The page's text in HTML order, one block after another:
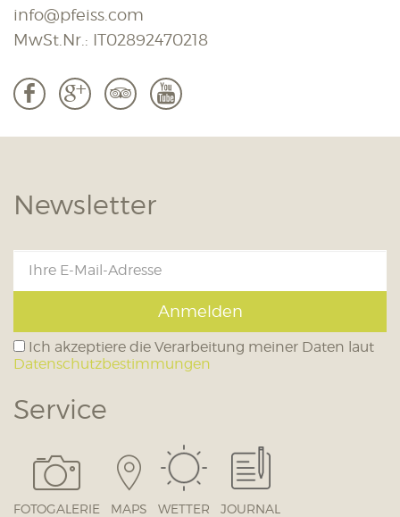
info@pfeiss.com
MwSt.Nr.: IT02892470218
b c 3 r
Newsletter
Anmelden
Ich akzeptiere die Verarbeitung meiner Daten laut
Datenschutzbestimmungen
Service
FOTOGALERIE MAPS WETTER JOURNAL